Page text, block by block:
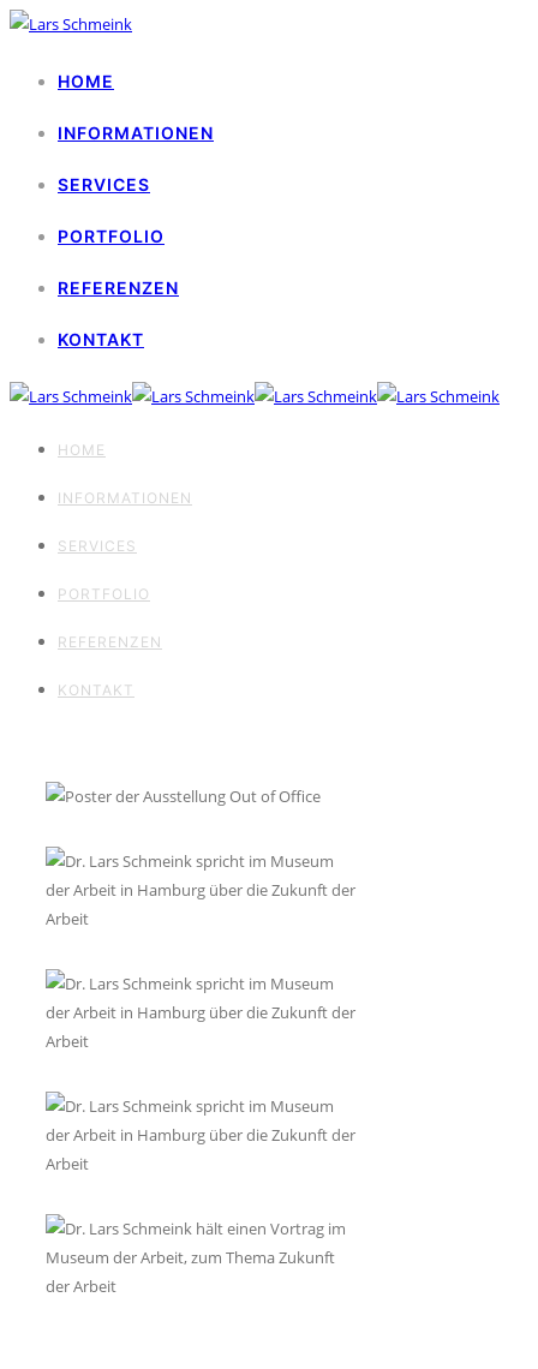
HOME
INFORMATIONEN
SERVICES
PORTFOLIO
REFERENZEN
KONTAKT
HOME
INFORMATIONEN
SERVICES
PORTFOLIO
REFERENZEN
KONTAKT